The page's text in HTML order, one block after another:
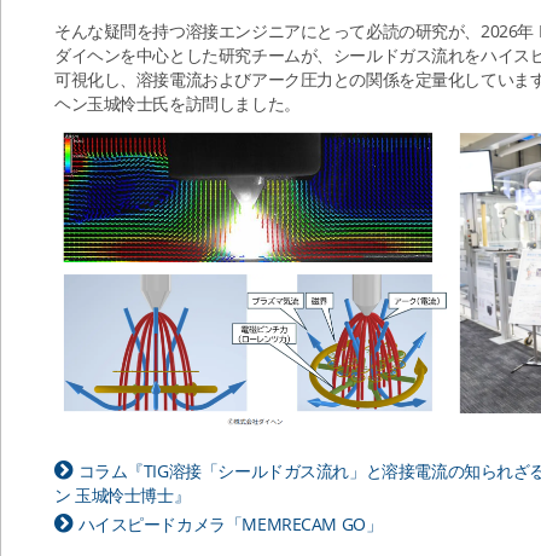
そんな疑問を持つ溶接エンジニアにとって必読の研究が、2026
ダイヘンを中心とした研究チームが、シールドガス流れをハイス
可視化し、溶接電流およびアーク圧力との関係を定量化してい
ヘン玉城怜士氏を訪問しました。
コラム『TIG溶接「シールドガス流れ」と溶接電流の知られ
ン 玉城怜士博士』
ハイスピードカメラ「MEMRECAM GO」